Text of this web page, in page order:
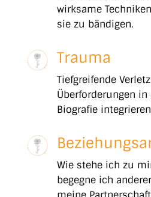
wirksame
sie zu bändigen.
Trauma
Tiefgreifende
Überforderungen in
Biografie
Wie stehe ich zu
begegne ich